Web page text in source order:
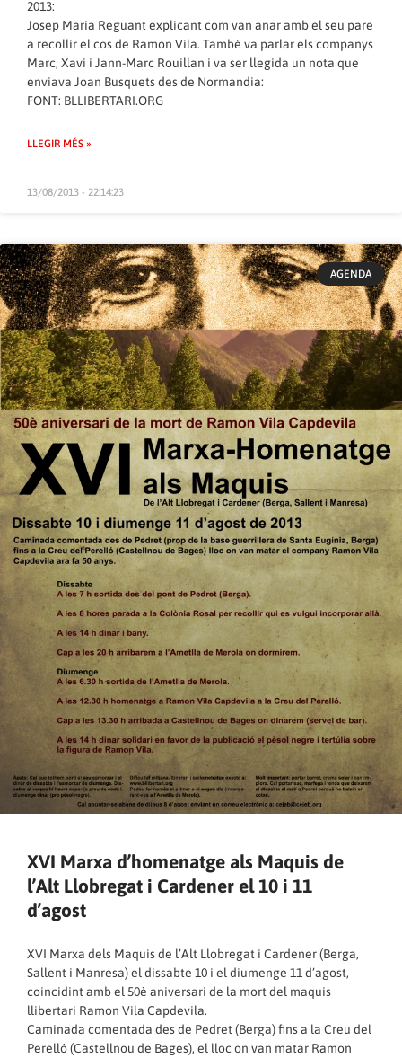
2013:
Josep Maria Reguant explicant com van anar amb el seu pare
a recollir el cos de Ramon Vila. També va parlar els companys
Marc, Xavi i Jann-Marc Rouillan i va ser llegida un nota que
enviava Joan Busquets des de Normandia:
FONT: BLLIBERTARI.ORG
LLEGIR MÉS »
13/08/2013 - 22:14:23
AGENDA
XVI Marxa d’homenatge als Maquis de
l’Alt Llobregat i Cardener el 10 i 11
d’agost
XVI Marxa dels Maquis de l’Alt Llobregat i Cardener (Berga,
Sallent i Manresa) el dissabte 10 i el diumenge 11 d’agost,
coincidint amb el 50è aniversari de la mort del maquis
llibertari Ramon Vila Capdevila.
Caminada comentada des de Pedret (Berga) fins a la Creu del
Perelló (Castellnou de Bages), el lloc on van matar Ramon